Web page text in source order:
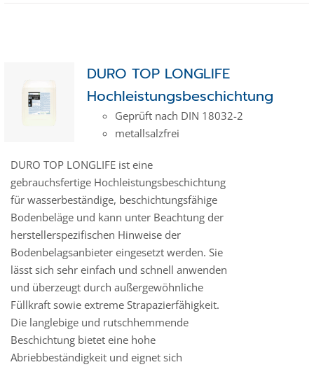
DURO TOP LONGLIFE
Hochleistungsbeschichtung
Geprüft nach DIN 18032-2
metallsalzfrei
DURO TOP LONGLIFE ist eine
gebrauchsfertige Hochleistungsbeschichtung
für wasserbeständige, beschichtungsfähige
Bodenbeläge und kann unter Beachtung der
herstellerspezifischen Hinweise der
Bodenbelagsanbieter eingesetzt werden. Sie
lässt sich sehr einfach und schnell anwenden
und überzeugt durch außergewöhnliche
Füllkraft sowie extreme Strapazierfähigkeit.
Die langlebige und rutschhemmende
Beschichtung bietet eine hohe
Abriebbeständigkeit und eignet sich